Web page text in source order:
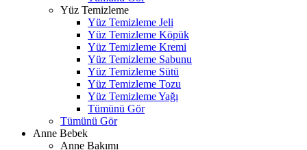
Yüz Temizleme
Yüz Temizleme Jeli
Yüz Temizleme Köpük
Yüz Temizleme Kremi
Yüz Temizleme Sabunu
Yüz Temizleme Sütü
Yüz Temizleme Tozu
Yüz Temizleme Yağı
Tümünü Gör
Tümünü Gör
Anne Bebek
Anne Bakımı